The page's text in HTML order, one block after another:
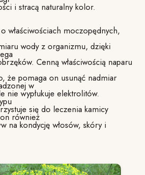
i stracą naturalny kolor.
właściwościach moczopędnych,
wody z organizmu, dzięki
Cenną właściwością naparu
że pomaga on usunąć nadmiar
w
nie wypłukuje elektrolitów.
się do leczenia kamicy
również
na kondycję włosów, skóry i